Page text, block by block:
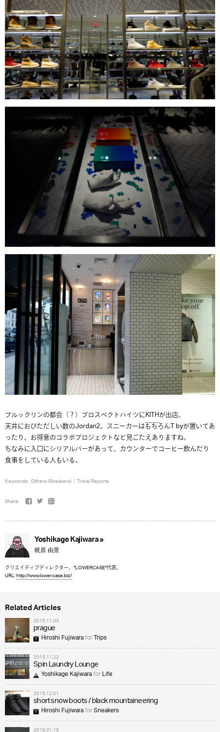
ブルックリンの都会（？）プロスペクトハイツにKITHが出店。
天井におびただしい数のJordan2。スニーカーはもちろんT byが置いてあ
ったり、お得意のコラボプロジェクトなど見ごたえありますね。
ちなみに入口にシリアルバーがあって、カウンターでコーヒー飲んだり
食事をしている人もいる。
Keywords: Others (Sneakers) Travel Reports
Share:
Yoshikage Kajiwara »
梶原 由景
クリエイティブディレクター。"LOWERCASE"代表。
URL:http://www.lowercase.biz/
Related Articles
2015.11.03
prague
Hiroshi FujiwaraforTrips
2015.11.22
Spin Laundry Lounge
Yoshikage KajiwaraforLife
2015.12.01
short snow boots / black mountaineering
Hiroshi FujiwaraforSneakers
2016.01.16